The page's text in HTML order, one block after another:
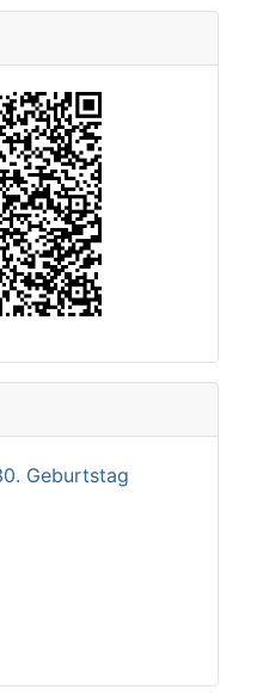
Geburtstag